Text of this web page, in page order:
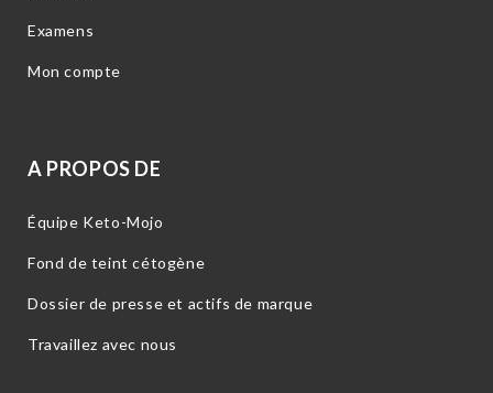
Examens
Mon compte
A PROPOS DE
Équipe Keto-Mojo
Fond de teint cétogène
Dossier de presse et actifs de marque
Travaillez avec nous